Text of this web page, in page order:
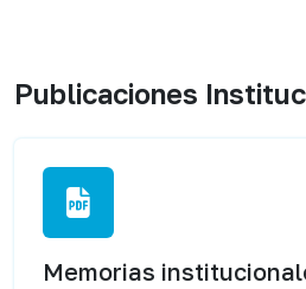
Publicaciones
Memorias